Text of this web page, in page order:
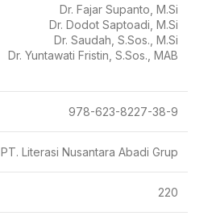
Dr. Fajar Supanto, M.Si
Dr. Dodot Saptoadi, M.Si
Dr. Saudah, S.Sos., M.Si
Dr. Yuntawati Fristin, S.Sos., MAB
978-623-8227-38-9
PT. Literasi Nusantara Abadi Grup
220